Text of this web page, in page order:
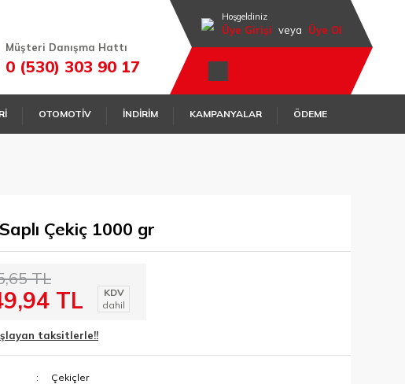
Müşteri Danışma Hattı
0 (530) 303 90 17
Hoşgeldiniz
Üye Girişi veya Üye Ol
OTOMOTİV İNDİRİM KAMPANYALAR ÖDEME
Çekiç 1000 gr
TL
TL
KDV
dahil
taksitlerle!!
Çekiçler